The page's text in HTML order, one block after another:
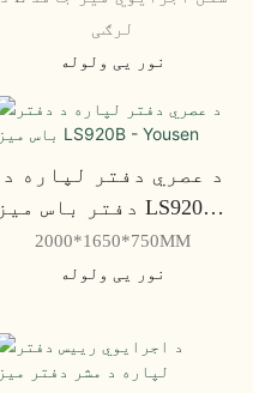
لرګی
نور یی ولوله
د عصري دفتر لپاره د
دفتر باس میز LS920B -
Yousen
2000*1650*750MM
نور یی ولوله